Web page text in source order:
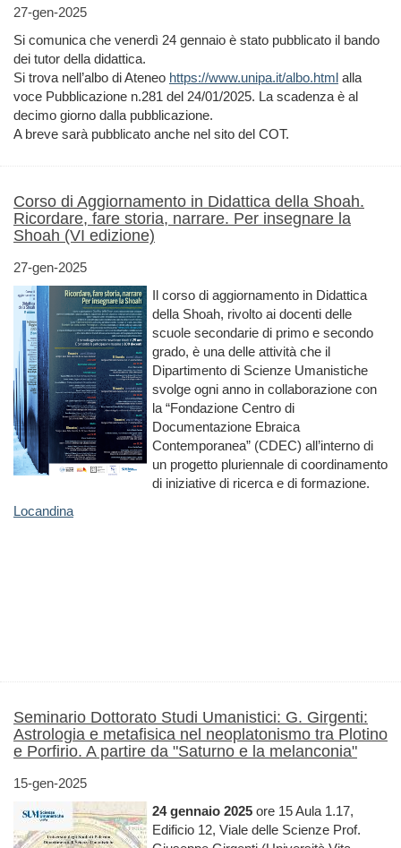
27-gen-2025
Si comunica che venerdì 24 gennaio è stato pubblicato il bando
dei tutor della didattica.
Si trova nell’albo di Ateneo https://www.unipa.it/albo.html alla
voce Pubblicazione n.281 del 24/01/2025. La scadenza è al
decimo giorno dalla pubblicazione.
A breve sarà pubblicato anche nel sito del COT.
Corso di Aggiornamento in Didattica della Shoah.
Ricordare, fare storia, narrare. Per insegnare la
Shoah (VI edizione)
27-gen-2025
Il corso di aggiornamento in Didattica
della Shoah, rivolto ai docenti delle
scuole secondarie di primo e secondo
grado, è una delle attività che il
Dipartimento di Scienze Umanistiche
svolge ogni anno in collaborazione con
la “Fondazione Centro di
Documentazione Ebraica
Contemporanea” (CDEC) all’interno di
un progetto pluriennale di coordinamento
di iniziative di ricerca e di formazione.
Locandina
Seminario Dottorato Studi Umanistici: G. Girgenti:
Astrologia e metafisica nel neoplatonismo tra Plotino
e Porfirio. A partire da "Saturno e la melanconia"
15-gen-2025
24 gennaio 2025 ore 15 Aula 1.17,
Edificio 12, Viale delle Scienze Prof.